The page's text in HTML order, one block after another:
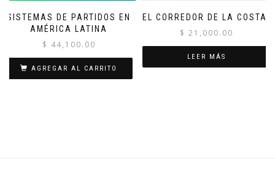
SISTEMAS DE PARTIDOS EN
AMÉRICA LATINA
$ 44,100.00
AGREGAR AL CARRITO
EL CORREDOR DE LA COSTA.
$ 21,000.00
LEER MÁS